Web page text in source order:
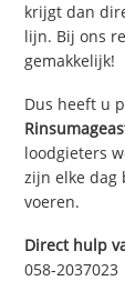
krijgt dan
lijn. Bij ons
gemakkelijk!
Dus heeft u
loodgieters
zijn elke
voeren.
Direct hulp
058-2037023